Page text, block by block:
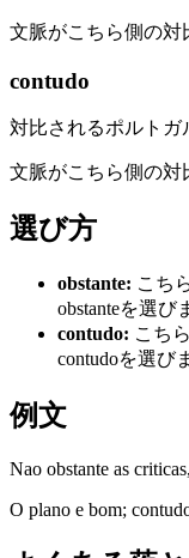
文脈がこちら側の対
contudo
対比されるポルトガ
文脈がこちら側の対
選び方
obstante: こち
obstanteを選び
contudo: こち
contudoを選び
例文
Nao obstante as
O plano e bom;